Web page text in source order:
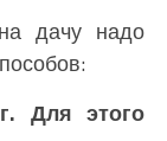
дачу надо
Для этого